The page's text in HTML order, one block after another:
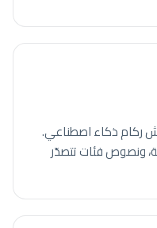
ركام ذكاء اصطناعي.
ونصوص فئات تتصدّر